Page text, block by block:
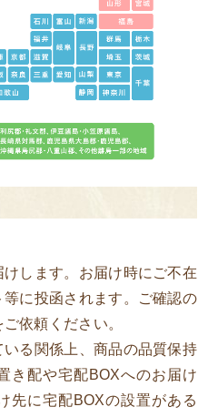
けします。お届け時にご不在
に投函されます。ご確認の
依頼ください。
いる関係上、商品の品質保持
き配や宅配BOXへのお届け
先に宅配BOXの設置がある